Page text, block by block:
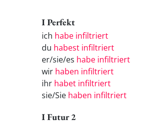
I Perfekt
ich habe infiltriert
du habest infiltriert
er/sie/es habe infiltriert
wir haben infiltriert
ihr habet infiltriert
sie/Sie haben infiltriert
I Futur 2